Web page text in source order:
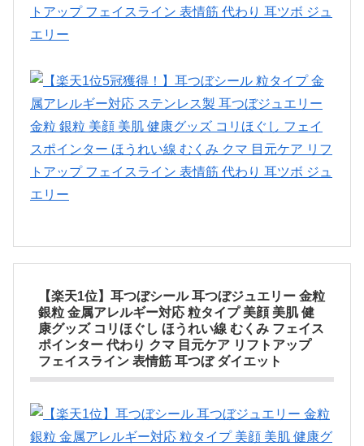
【楽天1位】耳つぼシール 耳つぼジュエリー 金粒
銀粒 金属アレルギー対応 粒タイプ 美顔 美肌 健
康グッズ コリほぐし ほうれい線 むくみ フェイス
ポインター 代わり クマ 目元ケア リフトアップ
フェイスライン 表情筋 耳つぼ ダイエット